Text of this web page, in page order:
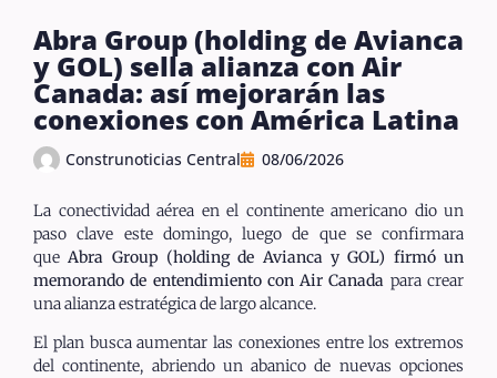
Abra Group (holding de Avianca
y GOL) sella alianza con Air
Canada: así mejorarán las
conexiones con América Latina
Construnoticias Central 08/06/2026
La conectividad aérea en el continente americano dio un
paso clave este domingo, luego de que se confirmara
queAbra Group (holding de Avianca y GOL) firmó un
memorando de entendimiento con Air Canada para crear
una alianza estratégica de largo alcance.
El plan busca aumentar las conexiones entre los extremos
del continente, abriendo un abanico de nuevas opciones